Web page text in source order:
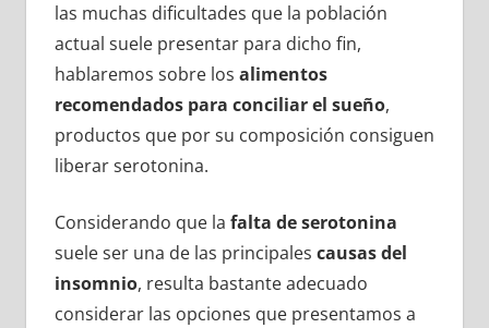
las muchas dificultades que la población
actual suele presentar para dicho fin,
hablaremos sobre los alimentos
recomendados para conciliar el sueño,
productos que por su composición consiguen
liberar serotonina.
Considerando que la falta de serotonina
suele ser una de las principales causas del
insomnio, resulta bastante adecuado
considerar las opciones que presentamos a